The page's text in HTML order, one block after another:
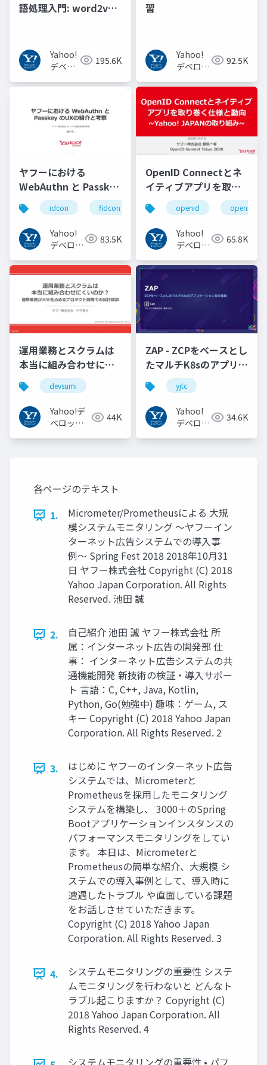
語処理入門: word2vec
Yahoo!
デベロ
ネット
195.6K
習
Yahoo!
デベロッ
トワーク
92.5K
ヤフーにおける
WebAuthn と Passkey
の UX の紹介と考察
#idcon #fidcon
idcon fidcon
Yahoo!
デベロッ
トワーク
83.5K
OpenID Connectとネ
イティブアプリを取り
巻く仕様と動向 Yahoo!
JAPANの取り組み
#openid
#openid_tokyo
openid
Yahoo!
デベロッ
トワーク
65.8K
運用業務とスクラムは
本当に組み合わせにく
いのか︖運用業務が大
半を占めるプロダクト
開発での試行錯誤
devsumi
Yahoo!デ
ベロッパ
44K
ZAP - ZCPをベースとし
たマルチK8sのアプリケ
ーション実行基盤
#YJTC / YJTC21 B-3
yjtc
Yahoo!
デベロッ
34.6K
各ページのテキスト
1.
Micrometer/Prometheusによる 大規
模システムモニタリング 〜ヤフーイン
ターネット広告システムでの導入事
例〜 Spring Fest 2018 2018年10月31
日 ヤフー株式会社 Copyright (C) 2018
Yahoo Japan Corporation. All Rights
Reserved. 池田 誠
2.
自己紹介 池田 誠 ヤフー株式会社 所
属：インターネット広告の開発部 仕
事： インターネット広告システムの共
通機能開発 新技術の検証・導入サポー
ト 言語：C, C++, Java, Kotlin,
Python, Go(勉強中) 趣味：ゲーム, ス
キー Copyright (C) 2018 Yahoo Japan
Corporation. All Rights Reserved. 2
3.
はじめに ヤフーのインターネット広告
システムでは、Micrometerと
Prometheusを採用したモニタリング
システムを構築し、 3000＋のSpring
Bootアプリケーションインスタンスの
パフォーマンスモニタリングをしてい
ます。 本日は、Micrometerと
Prometheusの簡単な紹介、大規模 シ
ステムでの導入事例として、導入時に
遭遇したトラブル や直面している課題
をお話しさせていただきます。
Copyright (C) 2018 Yahoo Japan
Corporation. All Rights Reserved. 3
4.
システムモニタリングの重要性 システ
ムモニタリングを行わないと どんなト
ラブル起こりますか？ Copyright (C)
2018 Yahoo Japan Corporation. All
Rights Reserved. 4